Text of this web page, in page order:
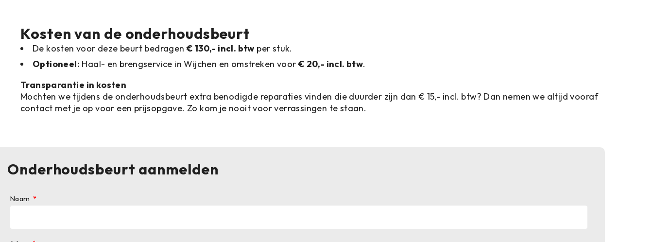
Kosten van de onderhoudsbeurt
De kosten voor deze beurt bedragen€ 130,- incl. btw per stuk.
Optioneel: Haal- en brengservice in Wijchen en omstreken voor€ 20,- incl. btw.
Transparantie in kosten
Mochten we tijdens de onderhoudsbeurt extra benodigde reparaties vinden die duurder zijn dan € 15,- incl. btw? Dan nemen we altijd vooraf
contact met je op voor een prijsopgave. Zo kom je nooit voor verrassingen te staan.
Onderhoudsbeurt aanmelden
Naam